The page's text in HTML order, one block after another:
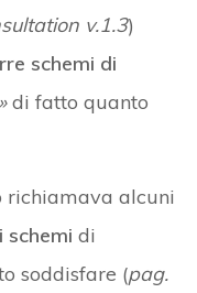
v.1.3)
schemi di
di fatto quanto
richiamava alcuni
schemi di
soddisfare (pag.